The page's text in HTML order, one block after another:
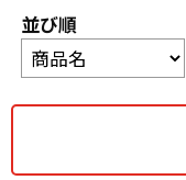
並び順